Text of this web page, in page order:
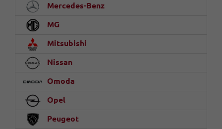
Mercedes-Benz
MG
Mitsubishi
Nissan
Omoda
Opel
Peugeot